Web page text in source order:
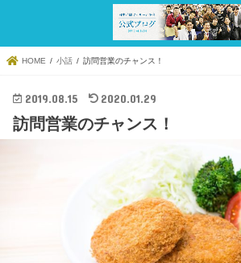
HOME 小話 訪問営業のチャンス！
2019.08.15 2020.01.29
訪問営業のチャンス！